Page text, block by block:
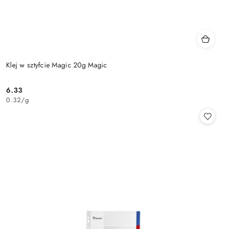
Klej w sztyfcie Magic 20g Magic
Cena:
6.33
0.32/g